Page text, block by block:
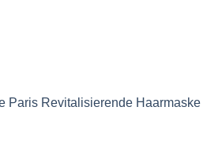
Paris Revitalisierende Haarmaske